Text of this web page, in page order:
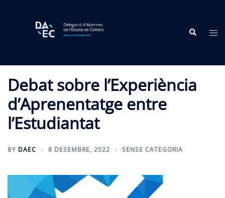
Search
Debat sobre l’Experiència
d’Aprenentatge entre
l’Estudiantat
BY DAEC 8 DESEMBRE, 2022 SENSE CATEGORIA